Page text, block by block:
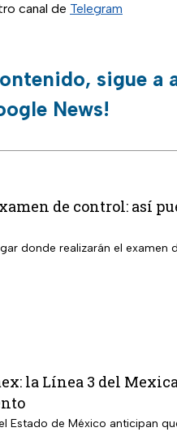
canal de Telegram
sigue a
News!
de control: así
donde realizarán el
la Línea 3 del
Estado de México anticipan